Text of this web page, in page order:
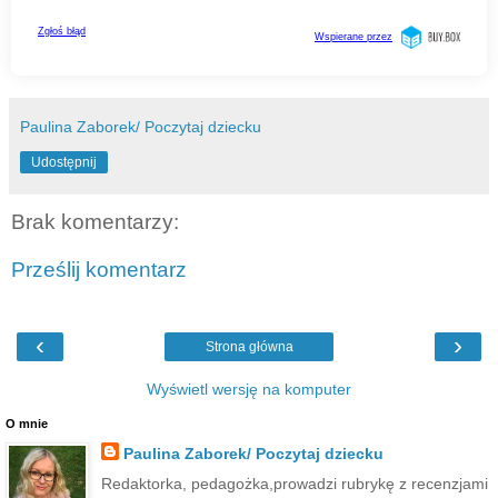
Paulina Zaborek/ Poczytaj dziecku
Udostępnij
Brak komentarzy:
Prześlij komentarz
‹ ›
Strona główna
Wyświetl wersję na komputer
O mnie
Paulina Zaborek/ Poczytaj dziecku
Redaktorka, pedagożka,prowadzi rubrykę z recenzjami